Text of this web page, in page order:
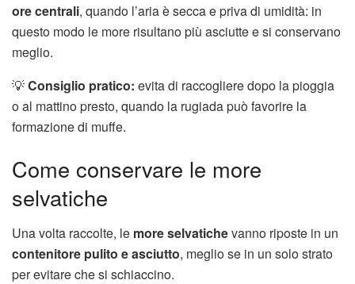
ore centrali, quando l’aria è secca e priva di umidità: in
questo modo le more risultano più asciutte e si conservano
meglio.
💡Consiglio pratico: evita di raccogliere dopo la pioggia
o al mattino presto, quando la rugiada può favorire la
formazione di muffe.
Come conservare le more
selvatiche
Una volta raccolte, le more selvatichevanno riposte in un
contenitore pulito e asciutto, meglio se in un solo strato
per evitare che si schiaccino.